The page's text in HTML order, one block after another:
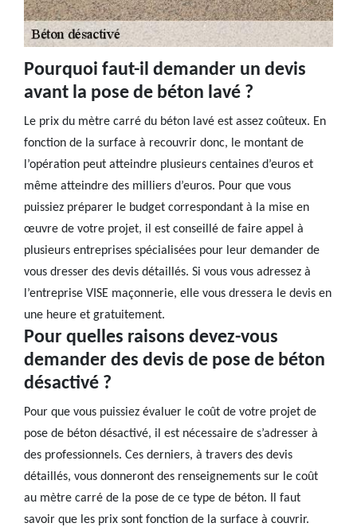
Pourquoi faut-il demander un devis
avant la pose de béton lavé ?
Le prix du mètre carré du béton lavé est assez coûteux. En
fonction de la surface à recouvrir donc, le montant de
l’opération peut atteindre plusieurs centaines d’euros et
même atteindre des milliers d’euros. Pour que vous
puissiez préparer le budget correspondant à la mise en
œuvre de votre projet, il est conseillé de faire appel à
plusieurs entreprises spécialisées pour leur demander de
vous dresser des devis détaillés. Si vous vous adressez à
l’entreprise VISE maçonnerie, elle vous dressera le devis en
une heure et gratuitement.
Pour quelles raisons devez-vous
demander des devis de pose de béton
désactivé ?
Pour que vous puissiez évaluer le coût de votre projet de
pose de béton désactivé, il est nécessaire de s’adresser à
des professionnels. Ces derniers, à travers des devis
détaillés, vous donneront des renseignements sur le coût
au mètre carré de la pose de ce type de béton. Il faut
savoir que les prix sont fonction de la surface à couvrir.